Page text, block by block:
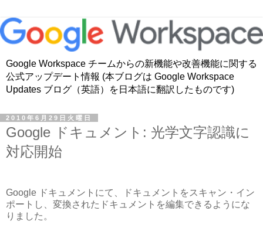
Google Workspace チームからの新機能や改善機能に関する
公式アップデート情報 (本ブログは Google Workspace
Updates ブログ（英語）を日本語に翻訳したものです)
2010年6月29日火曜日
Google ドキュメント: 光学文字認識に
対応開始
Google ドキュメントにて、ドキュメントをスキャン・イン
ポートし、変換されたドキュメントを編集できるようにな
りました。